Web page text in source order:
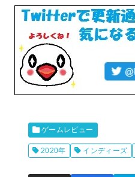
ゲームレビュー
2020年 インディーズ